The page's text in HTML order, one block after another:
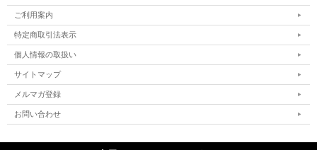
ご利用案内
特定商取引法表示
個人情報の取扱い
サイトマップ
メルマガ登録
お問い合わせ